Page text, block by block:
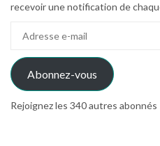
recevoir une notification de
mail
Abonnez-vous
Rejoignez les 340 autres abonnés